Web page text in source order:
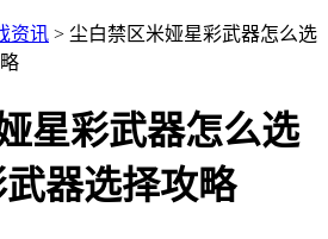
资讯 > 尘白禁区米娅星彩武器怎么选
星彩武器怎么选
器选择攻略